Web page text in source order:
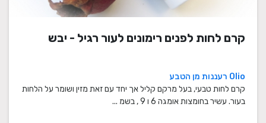
קרם לחות לפנים רימונים לעור רגיל - יבש
Olio רעננות מן הטבע
קרם לחות טבעי, בעל מרקם קליל אך יחד עם זאת מזין ושומר על הלחות
בעור. עשיר בחומצות אומגה 6 ו 9 , בשמ ...